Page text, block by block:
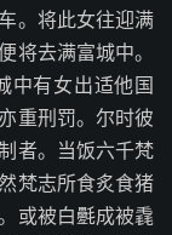
。将此女往迎满
将去满富城中。
中有女出适他国
重刑罚。尔时彼
者。当饭六千梵
梵志所食炙食猪
或被白氎成被毳